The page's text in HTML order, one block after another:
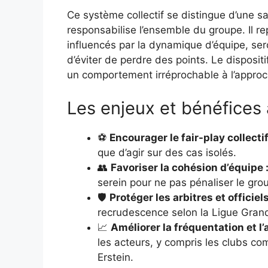
Ce système collectif se distingue d’une
responsabilise l’ensemble du groupe. Il
influencés par la dynamique d’équipe,
d’éviter de perdre des points. Le
un comportement irréprochable à
Les enjeux et
⚽ Encourager le fair-play
que d’agir sur des cas isolés.
👥 Favoriser la cohésion d’équipe :
serein pour ne pas pénaliser le
🛡️ Protéger les arbitres et
recrudescence selon la Ligue
📈 Améliorer la fréquentation et
les acteurs, y compris les clubs
Erstein.